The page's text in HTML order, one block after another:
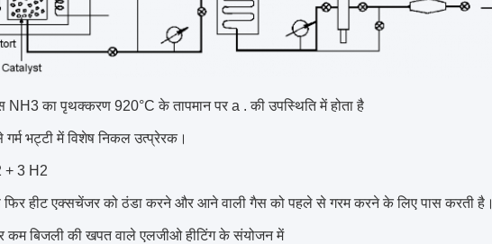
NH3 का पृथक्करण 920°C के तापमान पर a . की उपस्थिति में होता है
गर्म भट्टी में विशेष निकल उत्प्रेरक।
+ 3 H2
फिर हीट एक्सचेंजर को ठंडा करने और आने वाली गैस को पहले से गरम करने के लिए पास करती है।
कम बिजली की खपत वाले एलजीओ हीटिंग के संयोजन में